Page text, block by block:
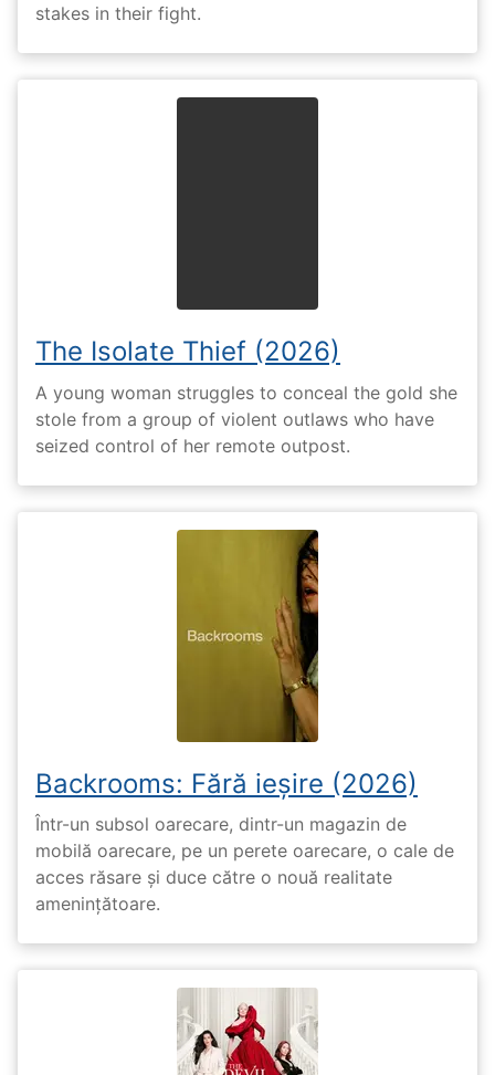
stakes in their fight.
The Isolate Thief (2026)
A young woman struggles to conceal the gold she
stole from a group of violent outlaws who have
seized control of her remote outpost.
Backrooms: Fără ieșire (2026)
Într-un subsol oarecare, dintr-un magazin de
mobilă oarecare, pe un perete oarecare, o cale de
acces răsare și duce către o nouă realitate
amenințătoare.